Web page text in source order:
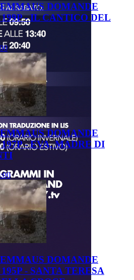
DOMANDE
- IL CANTICO DEL
DOMANDE
- EVA, MADRE DI
DOMANDE
- SANTA TERESA